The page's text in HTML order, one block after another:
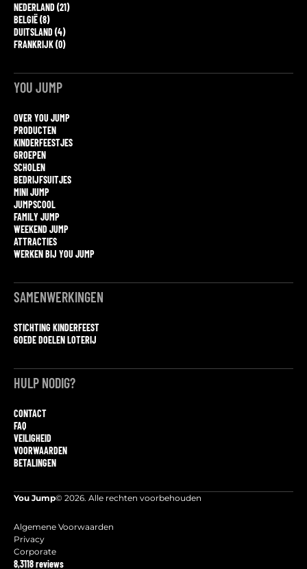
NEDERLAND (21)
BELGIË (8)
DUITSLAND (4)
FRANKRIJK (0)
YOU JUMP
OVER YOU JUMP
PRODUCTEN
KINDERFEESTJES
GROEPEN
SCHOLEN
BEDRIJFSUITJES
MINI JUMP
JUMPSCOOL
FAMILY JUMP
WEEKEND JUMP
ATTRACTIES
WERKEN BIJ YOU JUMP
SAMENWERKINGEN
STICHTING KINDERFEEST
GOEDE DOELEN LOTERIJ
HULP NODIG?
CONTACT
FAQ
VEILIGHEID
VOORWAARDEN
BETALINGEN
You Jump© 2026. Alle rechten voorbehouden
Algemene Voorwaarden
Privacy
Corporate
8,3118 reviews